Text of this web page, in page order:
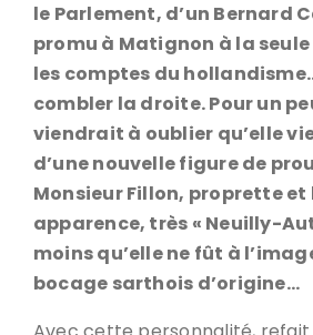
le Parlement, d’un Bernard
promu à Matignon à la seule
les comptes du
combler la droite. Pour un
viendrait à oublier qu’elle
d’une nouvelle figure de
Monsieur Fillon, proprette et
apparence, très « Neuilly-
moins qu’elle ne fût à
bocage sarthois d’origine…